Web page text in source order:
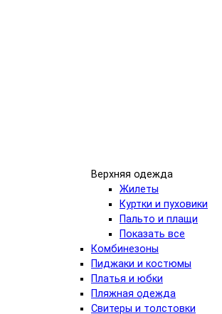
Верхняя одежда
Жилеты
Куртки и пуховики
Пальто и плащи
Показать все
Комбинезоны
Пиджаки и костюмы
Платья и юбки
Пляжная одежда
Свитеры и толстовки